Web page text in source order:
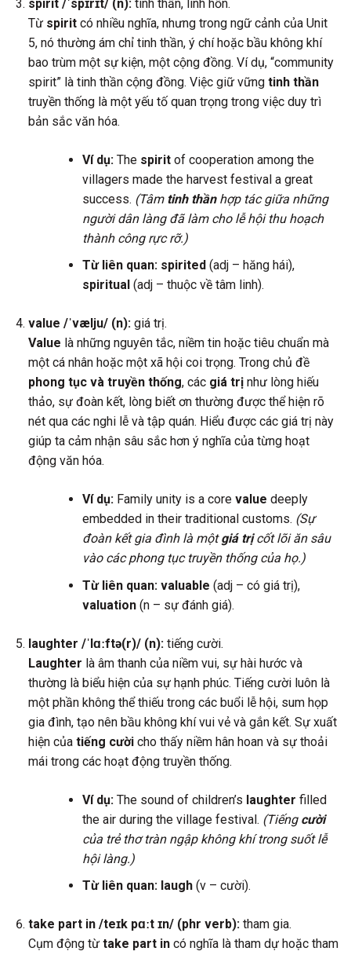
spirit /ˈspɪrɪt/ (n):tinh thần, linh hồn.
Từ spiritcó nhiều nghĩa, nhưng trong ngữ cảnh của Unit
5, nó thường ám chỉ tinh thần, ý chí hoặc bầu không khí
bao trùm một sự kiện, một cộng đồng. Ví dụ, “community
spirit” là tinh thần cộng đồng. Việc giữ vững tinh thần
truyền thống là một yếu tố quan trọng trong việc duy trì
bản sắc văn hóa.
Ví dụ:The spiritof cooperation among the
villagers made the harvest festival a great
success. (Tâm tinh thầnhợp tác giữa những
người dân làng đã làm cho lễ hội thu hoạch
thành công rực rỡ.)
Từ liên quan: spirited(adj – hăng hái),
spiritual(adj – thuộc về tâm linh).
value /ˈvælju/ (n):giá trị.
Value là những nguyên tắc, niềm tin hoặc tiêu chuẩn mà
một cá nhân hoặc một xã hội coi trọng. Trong chủ đề
phong tục và truyền thống, các giá trịnhư lòng hiếu
thảo, sự đoàn kết, lòng biết ơn thường được thể hiện rõ
nét qua các nghi lễ và tập quán. Hiểu được các giá trị này
giúp ta cảm nhận sâu sắc hơn ý nghĩa của từng hoạt
động văn hóa.
Ví dụ:Family unity is a core value deeply
embedded in their traditional customs. (Sự
đoàn kết gia đình là mộtgiá trịcốt lõi ăn sâu
vào các phong tục truyền thống của họ.)
Từ liên quan: valuable (adj – có giá trị),
valuation(n – sự đánh giá).
laughter /ˈlɑːftə(r)/ (n):tiếng cười.
Laughter là âm thanh của niềm vui, sự hài hước và
thường là biểu hiện của sự hạnh phúc. Tiếng cười luôn là
một phần không thể thiếu trong các buổi lễ hội, sum họp
gia đình, tạo nên bầu không khí vui vẻ và gắn kết. Sự xuất
hiện của tiếng cườicho thấy niềm hân hoan và sự thoải
mái trong các hoạt động truyền thống.
Ví dụ:The sound of children’s laughter filled
the air during the village festival. (Tiếng cười
của trẻ thơ tràn ngập không khí trong suốt lễ
hội làng.)
Từ liên quan: laugh(v – cười).
take part in /teɪk pɑːt ɪn/ (phr verb):tham gia.
Cụm động từ take part incó nghĩa là tham dự hoặc tham